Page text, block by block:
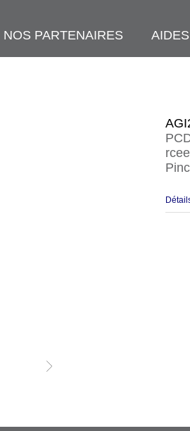
NOS PARTENAIRES